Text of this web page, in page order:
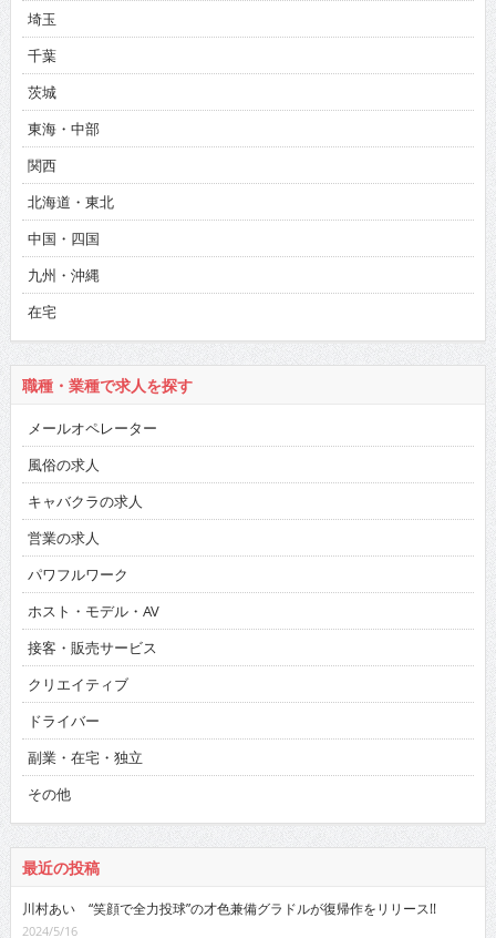
埼玉
千葉
茨城
東海・中部
関西
北海道・東北
中国・四国
九州・沖縄
在宅
職種・業種で求人を探す
メールオペレーター
風俗の求人
キャバクラの求人
営業の求人
パワフルワーク
ホスト・モデル・AV
接客・販売サービス
クリエイティブ
ドライバー
副業・在宅・独立
その他
最近の投稿
川村あい “笑顔で全力投球”の才色兼備グラドルが復帰作をリリース!!
2024/5/16